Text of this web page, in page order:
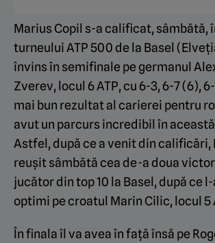
Marius Copil s-a calificat, sâmbătă,
turneului ATP 500 de la Basel
învins în semifinale pe germanul
Zverev, locul 6 ATP, cu 6-3, 6-7 (6),
mai bun rezultat al carierei pentru
avut un parcurs incredibil în
Astfel, după ce a venit din calificări,
reușit sâmbătă cea de-a doua
jucător din top 10 la Basel, după ce
optimi pe croatul Marin Cilic, locul 5
În finala îl va avea în față însă pe